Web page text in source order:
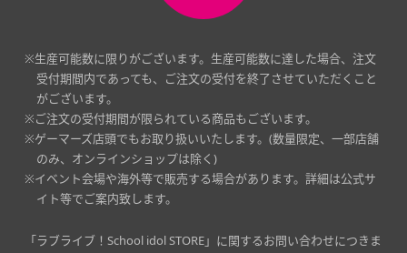
※生産可能数に限りがございます。生産可能数に達した場合、注文
受付期間内であっても、ご注文の受付を終了させていただくこと
がございます。
※ご注文の受付期間が限られている商品もございます。
※ゲーマーズ店頭でもお取り扱いいたします。(数量限定、一部店舗
のみ、オンラインショップは除く)
※イベント会場や海外等で販売する場合があります。詳細は公式サ
イト等でご案内致します。
「ラブライブ！School idol STORE」に関するお問い合わせにつきま